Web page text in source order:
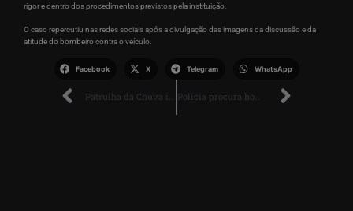
rigor e dentro dos procedimentos previstos pela instituição.
O caso repercutiu nas redes sociais após a divulgação das imagens da discussão e da
atitude do bombeiro contra o veículo.
Facebook X Telegram WhatsApp
Patrulha da Chuva intensifica limpeza em bairros de Boa Vista Polícia procura homem acusado de agredir ex-companheira no Santa Luzia